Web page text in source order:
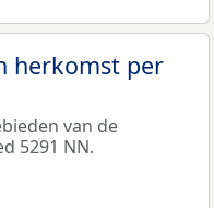
herkomst per
van de
5291 NN.